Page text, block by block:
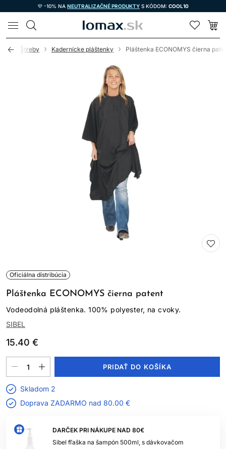
💜 -10% NA NEUTRALIZAČNÉ PRODUKTY S KÓDOM: COOL10
LOMAX
potreby Kadernícke pláštenky Pláštenka ECONOMYS čierna
Oficiálna distribúcia
Pláštenka ECONOMYS čierna patent
Vodeodolná pláštenka. 100% polyester, na cvoky.
SIBEL
15.40 €
DARČEK PRI NÁKUPE NAD 80€
Sibel fľaška na šampón 500ml, s dávkovačom
PRIDAŤ DO KOŠÍKA
Skladom 2
Doprava ZADARMO nad 80.00 €